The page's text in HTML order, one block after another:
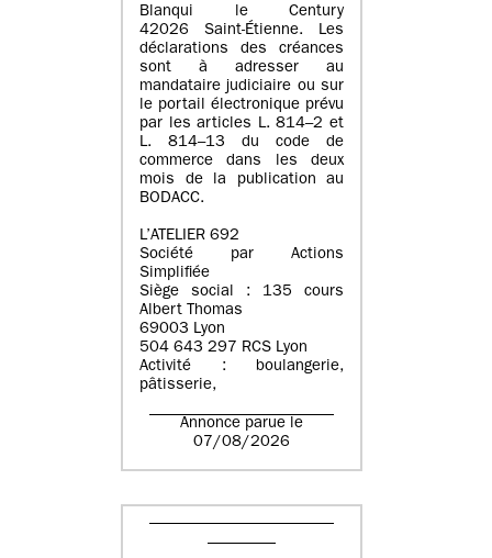
Blanqui le Century
42026 Saint-Étienne. Les
déclarations des créances
sont à adresser au
mandataire judiciaire ou sur
le portail électronique prévu
par les articles L. 814–2 et
L. 814–13 du code de
commerce dans les deux
mois de la publication au
BODACC.
L’ATELIER 692
Société par Actions
Simplifiée
Siège social : 135 cours
Albert Thomas
69003 Lyon
504 643 297 RCS Lyon
Activité : boulangerie,
pâtisserie,
Annonce parue le
07/08/2026